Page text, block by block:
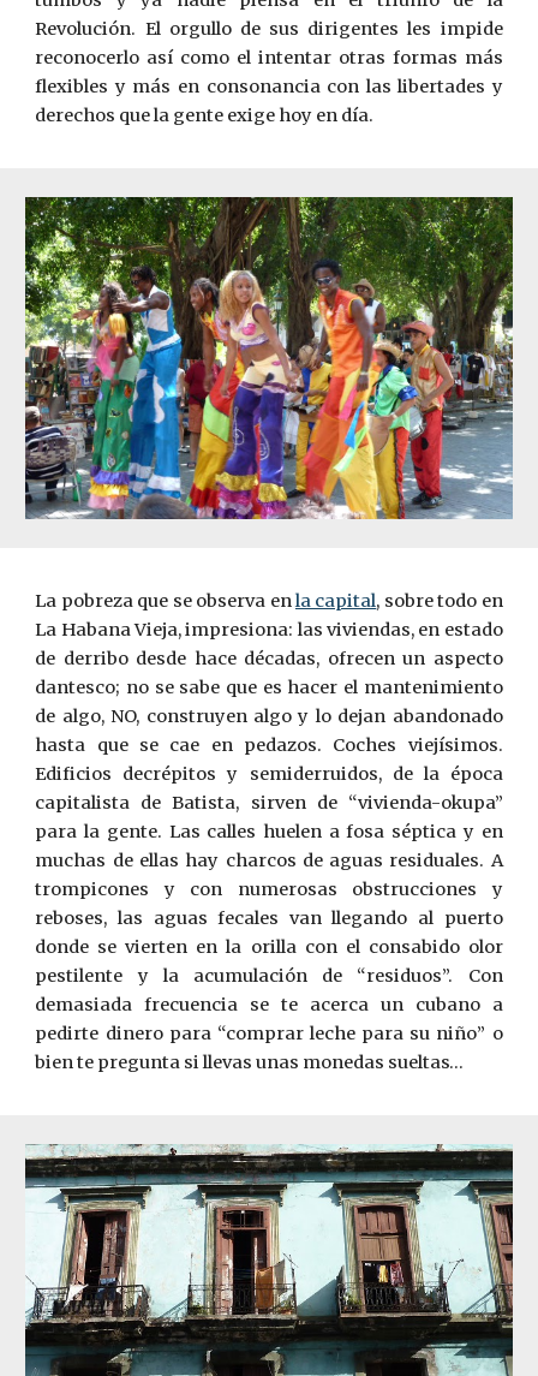
Revolución. El orgullo de sus dirigentes les impide
reconocerlo así como el intentar otras formas más
flexibles y más en consonancia con las libertades y
derechos que la gente exige hoy en día.
La pobreza que se observa enla capital, sobre todo en
La Habana Vieja, impresiona: las viviendas, en estado
de derribo desde hace décadas, ofrecen un aspecto
dantesco; no se sabe que es hacer el mantenimiento
de algo, NO, construyen algo y lo dejan abandonado
hasta que se cae en pedazos. Coches viejísimos.
Edificios decrépitos y semiderruidos, de la época
capitalista de Batista, sirven de “vivienda-okupa”
para la gente. Las calles huelen a fosa séptica y en
muchas de ellas hay charcos de aguas residuales. A
trompicones y con numerosas obstrucciones y
reboses, las aguas fecales van llegando al puerto
donde se vierten en la orilla con el consabido olor
pestilente y la acumulación de “residuos”. Con
demasiada frecuencia se te acerca un cubano a
pedirte dinero para “comprar leche para su niño” o
bien te pregunta si llevas unas monedas sueltas…